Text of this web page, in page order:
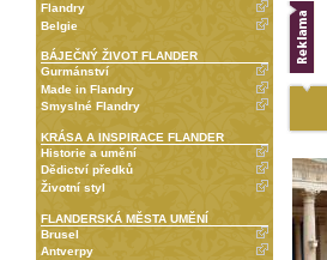
Flandry
Belgie
BÁJEČNÝ ŽIVOT FLANDER
Gurmánství
Made in Flandry
Smyslné Flandry
KRÁSA A INSPIRACE FLANDER
Historie a umění
Dědictví předků
Životní styl
FLANDERSKÁ MĚSTA UMĚNÍ
Brusel
Antverpy